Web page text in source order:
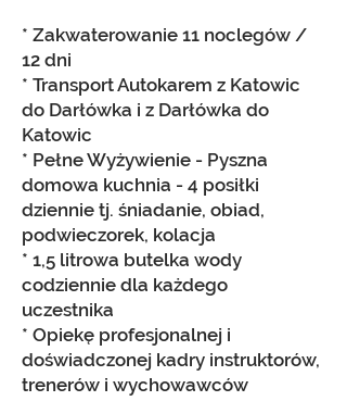
* Zakwaterowanie 11 noclegów /
12 dni
* Transport Autokarem z Katowic
do Darłówka i z Darłówka do
Katowic
* Pełne Wyżywienie - Pyszna
domowa kuchnia - 4 posiłki
dziennie tj. śniadanie, obiad,
podwieczorek, kolacja
* 1,5 litrowa butelka wody
codziennie dla każdego
uczestnika
* Opiekę profesjonalnej i
doświadczonej kadry instruktorów,
trenerów i wychowawców